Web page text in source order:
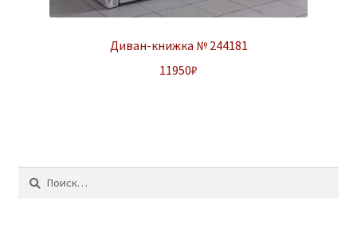
Диван-книжка № 244181
11950₽
Найти: